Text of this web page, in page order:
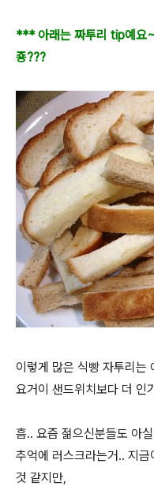
*** 아래는 짜투리 tip예요
죵???
이렇게 많은 식빵 자투리는
요거이 샌드위치보다 더 인
흠.. 요즘 젊으신분들도 아
추억에 러스크라는거.. 지
것 같지만,